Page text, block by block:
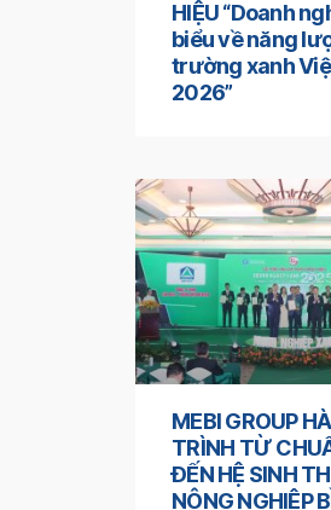
HIỆU “Doanh
biểu về năng
trường xanh
2026”
MEBI GROUP
TRÌNH TỪ
ĐẾN HỆ SINH
NÔNG NGHIỆP